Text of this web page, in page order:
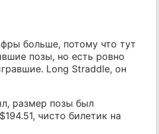
больше, потому что тут
позы, но есть ровно
Long Straddle, он
размер позы был
чисто билетик на